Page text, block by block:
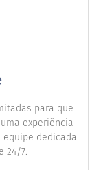
para que
experiência
equipe dedicada
24/7.